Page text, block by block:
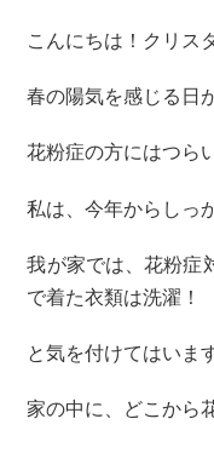
こんにちは！クリス
春の陽気を感じる日
花粉症の方にはつら
私は、今年からしっ
我が家では、花粉症
で着た衣類は洗濯！
と気を付けてはいま
家の中に、どこから